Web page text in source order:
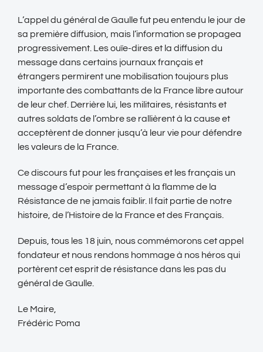
L’appel du général de Gaulle fut peu entendu le jour de
sa première diffusion, mais l’information se propagea
progressivement. Les ouïe-dires et la diffusion du
message dans certains journaux français et
étrangers permirent une mobilisation toujours plus
importante des combattants de la France libre autour
de leur chef. Derrière lui, les militaires, résistants et
autres soldats de l’ombre se rallièrent à la cause et
acceptèrent de donner jusqu’à leur vie pour défendre
les valeurs de la France.
Ce discours fut pour les françaises et les français un
message d’espoir permettant à la flamme de la
Résistance de ne jamais faiblir. Il fait partie de notre
histoire, de l’Histoire de la France et des Français.
Depuis, tous les 18 juin, nous commémorons cet appel
fondateur et nous rendons hommage à nos héros qui
portèrent cet esprit de résistance dans les pas du
général de Gaulle.
Le Maire,
Frédéric Poma